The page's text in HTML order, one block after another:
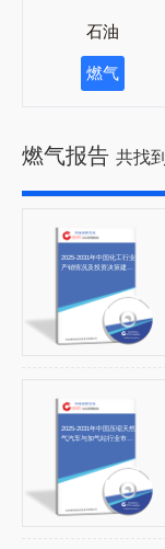
石油
燃气
燃气报告 共找到
2025-2031年中国化工行业
产销情况及投资决策建议
2025-2031年中国压缩天然
气汽车与加气站行业市场